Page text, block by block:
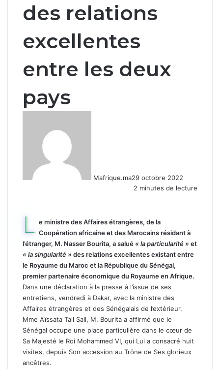
des relations
excellentes
entre les deux
pays
Mafrique.ma29 octobre 2022
2 minutes de lecture
L e ministre des Affaires étrangères, de la
Coopération africaine et des Marocains résidant à
l’étranger, M. Nasser Bourita, a salué « la particularité » et
« la singularité » des relations excellentes existant entre
le Royaume du Maroc et la République du Sénégal,
premier partenaire économique du Royaume en Afrique.
Dans une déclaration à la presse à l’issue de ses
entretiens, vendredi à Dakar, avec la ministre des
Affaires étrangères et des Sénégalais de l’extérieur,
Mme Aïssata Tall Sall, M. Bourita a affirmé que le
Sénégal occupe une place particulière dans le cœur de
Sa Majesté le Roi Mohammed VI, qui Lui a consacré huit
visites, depuis Son accession au Trône de Ses glorieux
ancêtres.